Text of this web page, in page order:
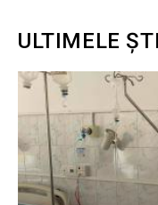
ULTIMELE